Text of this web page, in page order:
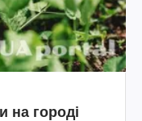
на городі